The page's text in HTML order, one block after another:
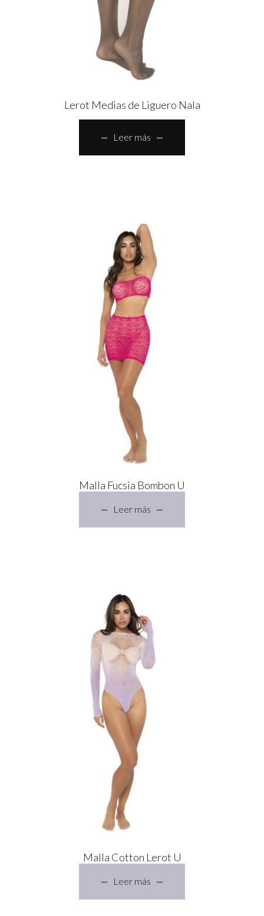
Lerot Medias de Liguero Nala
Leer más
Malla Fucsia Bombon U
Leer más
Malla Cotton Lerot U
Leer más